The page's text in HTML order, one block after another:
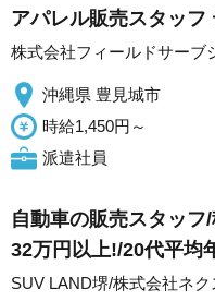
アパレル販売スタッフ
株式会社フィールドサーブ
沖縄県 豊見城市
時給1,450円～
派遣社員
自動車の販売スタッ
32万円以上!/20代平均
SUV LAND堺/株式会社ネク